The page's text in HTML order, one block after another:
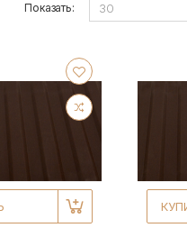
Показать: